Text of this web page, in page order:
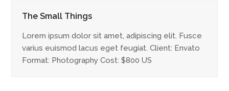
The Small Things
Lorem ipsum dolor sit amet, adipiscing elit. Fusce
varius euismod lacus eget feugiat. Client: Envato
Format: Photography Cost: $800 US